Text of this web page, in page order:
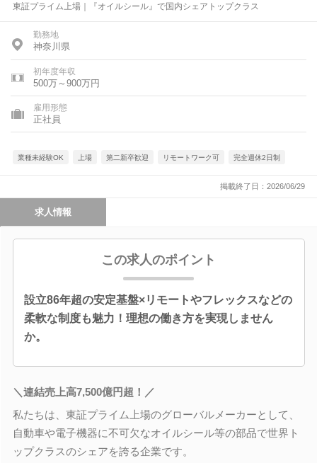
東証プライム上場｜『オイルシール』で国内シェアトップクラス
勤務地
神奈川県
初年度年収
500万～900万円
雇用形態
正社員
業種未経験OK 上場 第二新卒歓迎 リモートワーク可 完全週休2日制
掲載終了日：2026/06/29
求人情報
この求人のポイント
設立86年超の安定基盤×リモートやフレックスなどの
柔軟な制度も魅力！理想の働き方を実現しません
か。
＼連結売上高7,500億円超！／
私たちは、東証プライム上場のグローバルメーカーとして、
自動車や電子機器に不可欠なオイルシール等の部品で世界ト
ップクラスのシェアを誇る企業です。